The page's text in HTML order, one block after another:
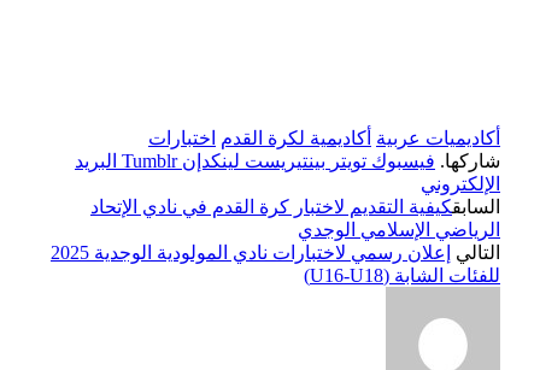
أكاديميات عربية أكاديمية لكرة القدم اختبارات
شاركها. فيسبوك تويتر بينتيريست لينكدإن Tumblr البريد
الإلكتروني
السابقكيفية التقديم لاختبار كرة القدم في نادي الإتحاد
الرياضي الإسلامي الوجدي
التالي
إعلان رسمي لاختبارات نادي المولودية الوجدية 2025
للفئات الشابة (U16-U18)